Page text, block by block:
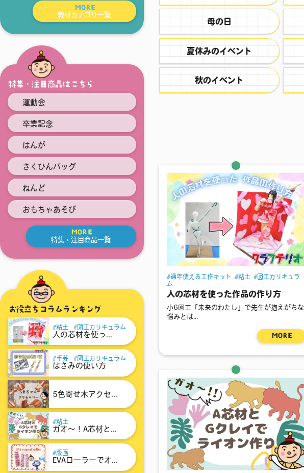
MORE
教材カテゴリ一覧
特集・注目商品はこちら
運動会
卒業記念
はんが
さくひんバッグ
ねんど
おもちゃあそび
MORE
特集・注目商品一覧
お役立ちコラムランキング
粘土 図工カリキュラム
人の芯材を使っ...
手芸 図工カリキュラム
はさみの使い方
5色寄せ木アクセ...
粘土
ガオ～！A芯材と...
版画
EVAローラーでオ...
母の日
夏休みのイベント
秋のイベント
通年使える工作キット 粘土
図工カリキュラ
ム
人の芯材を使った作品の作り方
小6図工「未来のわたし」で先生が抱えがちな
悩みとは...
MORE